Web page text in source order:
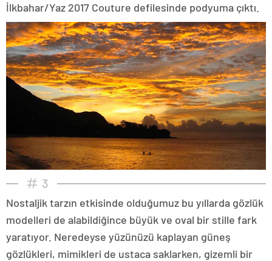
İlkbahar/Yaz 2017 Couture defilesinde podyuma çıktı.
3
Nostaljik tarzın etkisinde olduğumuz bu yıllarda gözlük
modelleri de alabildiğince büyük ve oval bir stille fark
yaratıyor. Neredeyse yüzünüzü kaplayan güneş
gözlükleri, mimikleri de ustaca saklarken, gizemli bir